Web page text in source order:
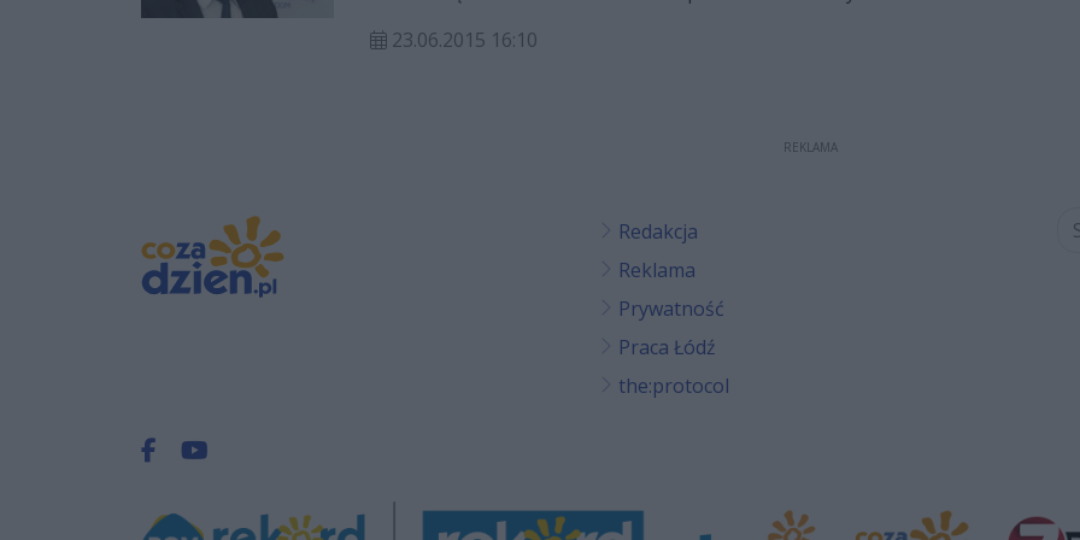
23.06.2015 16:10
REKLAMA
Redakcja
Reklama
Prywatność
Praca Łódź
the:protocol
Facebook.com
Youtube.com